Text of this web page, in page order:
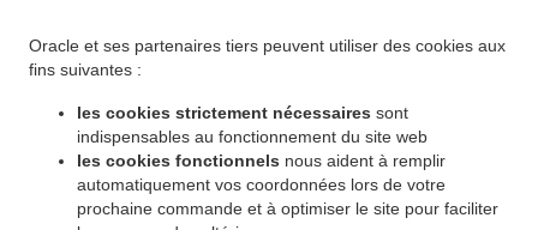
Oracle et ses partenaires tiers peuvent utiliser des cookies aux
fins suivantes :
les cookies strictement nécessaires sont
indispensables au fonctionnement du site web
les cookies fonctionnels nous aident à remplir
automatiquement vos coordonnées lors de votre
prochaine commande et à optimiser le site pour faciliter
cuisinés African Food Winnipeg Vista
.
cuisinés African Food Winnipeg River Park South Livraison de plats cuisinés African
Food Winnipeg Powerview . Livraison de plats cuisinés African Food Winnipeg
Middlechurch . Livraison de plats cuisinés African Food Winnipeg Vermette . Livraison de